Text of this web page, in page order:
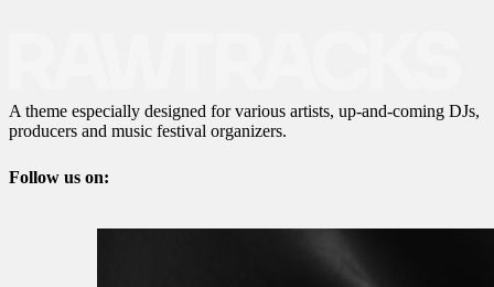
A theme especially designed for various artists, up-and-coming DJs,
producers and music festival organizers.
Follow us on: